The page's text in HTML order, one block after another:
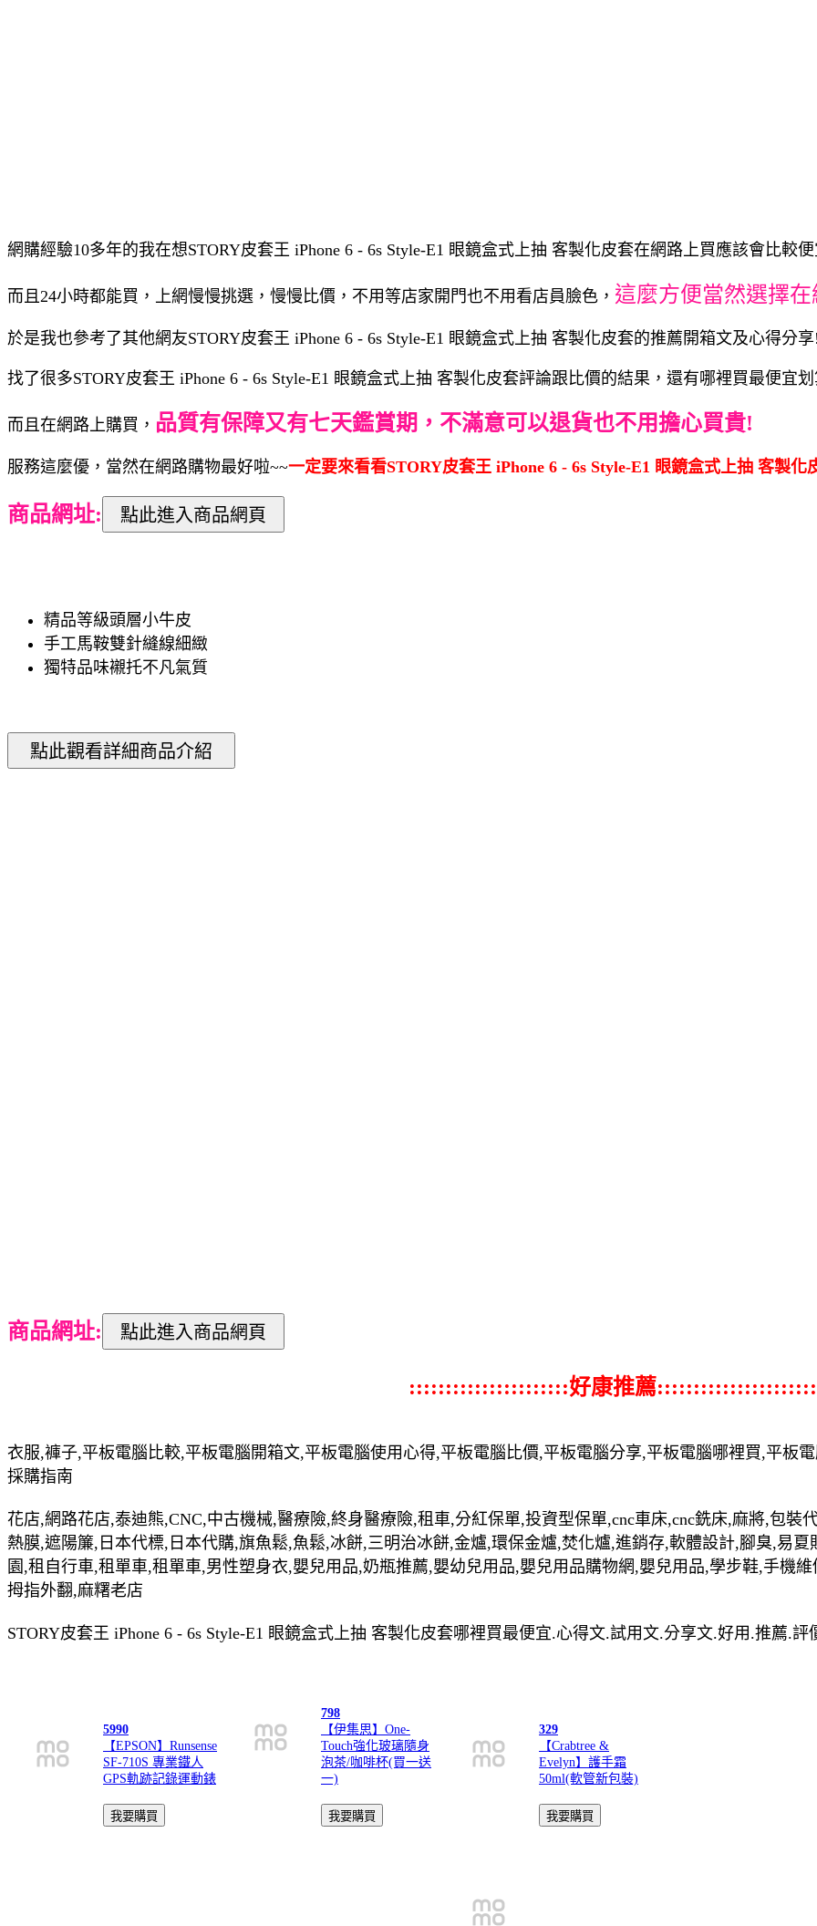
網購經驗10多年的我在想STORY皮套王 iPhone 6 - 6s Style-E1 眼鏡盒式上抽 客製化皮套在網路上買應該會比較
而且24小時都能買，上網慢慢挑選，慢慢比價，不用等店家開門也不用看店員臉色， 這麼方便當然選擇
於是我也參考了其他網友STORY皮套王 iPhone 6 - 6s Style-E1 眼鏡盒式上抽 客製化皮套的推薦開箱文及心得分
找了很多STORY皮套王 iPhone 6 - 6s Style-E1 眼鏡盒式上抽 客製化皮套評論跟比價的結果，還有哪裡買最便宜
而且在網路上購買， 品質有保障又有七天鑑賞期，不滿意可以退貨也不用擔心買貴!
服務這麼優，當然在網路購物最好啦~~一定要來看看STORY皮套王 iPhone 6 - 6s Style-E1 眼鏡盒式上抽 客製化
商品網址:
精品等級頭層小牛皮
手工馬鞍雙針縫線細緻
獨特品味襯托不凡氣質
商品網址:
::::::::::::::::::::::好康推薦::::::::::::::::::::::
衣服,褲子,平板電腦比較,平板電腦開箱文,平板電腦使用心得,平板電腦比價,平板電腦分享,平板電腦哪裡買,平板
採購指南
花店,網路花店,泰迪熊,CNC,中古機械,醫療險,終身醫療險,租車,分紅保單,投資型保單,cnc車床,cnc銑床,麻將,包
熱膜,遮陽簾,日本代標,日本代購,旗魚鬆,魚鬆,冰餅,三明治冰餅,金爐,環保金爐,焚化爐,進銷存,軟體設計,腳臭,易
園,租自行車,租單車,租單車,男性塑身衣,嬰兒用品,奶瓶推薦,嬰幼兒用品,嬰兒用品購物網,嬰兒用品,學步鞋,手機
拇指外翻,麻糬老店
STORY皮套王 iPhone 6 - 6s Style-E1 眼鏡盒式上抽 客製化皮套哪裡買最便宜.心得文.試用文.分享文.好用.推薦.
5990
【EPSON】Runsense
SF-710S 專業鐵人
GPS軌跡記錄運動錶
798
【伊集思】One-
Touch強化玻璃隨身
泡茶/咖啡杯(買一送
一)
329
【Crabtree &
Evelyn】護手霜
50ml(軟管新包裝)